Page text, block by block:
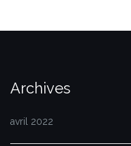
Archives
avril 2022